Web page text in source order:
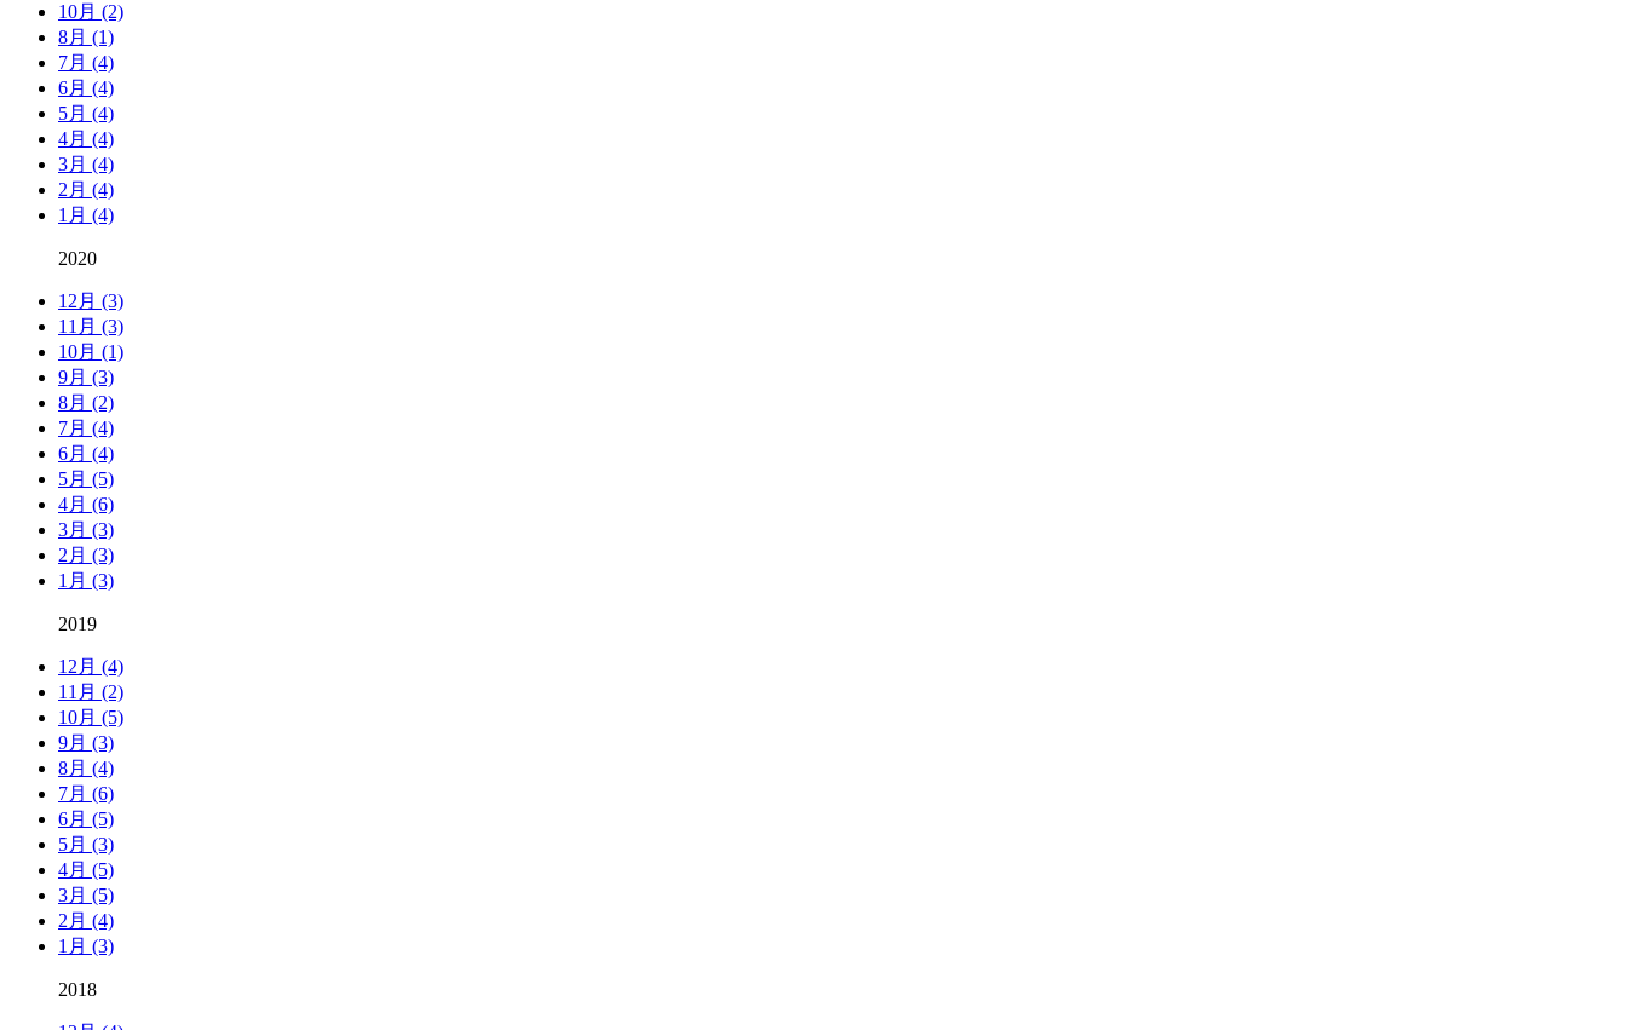
10月 (2)
8月 (1)
7月 (4)
6月 (4)
5月 (4)
4月 (4)
3月 (4)
2月 (4)
1月 (4)
2020
12月 (3)
11月 (3)
10月 (1)
9月 (3)
8月 (2)
7月 (4)
6月 (4)
5月 (5)
4月 (6)
3月 (3)
2月 (3)
1月 (3)
2019
12月 (4)
11月 (2)
10月 (5)
9月 (3)
8月 (4)
7月 (6)
6月 (5)
5月 (3)
4月 (5)
3月 (5)
2月 (4)
1月 (3)
2018